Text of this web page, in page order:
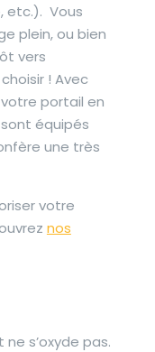
etc.). Vous
plein, ou bien
vers
! Avec
portail en
sont équipés
une très
votre
nos
s’oxyde pas.